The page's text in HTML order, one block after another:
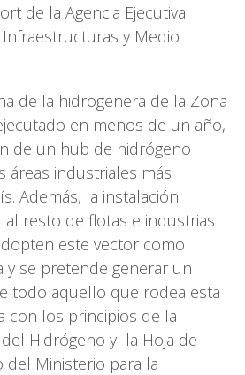
de la Agencia Ejecutiva
y Medio
de la hidrogenera de la Zona
en menos de un año,
de un hub de hidrógeno
áreas industriales más
Además, la instalación
al resto de flotas e industrias
este vector como
y se pretende generar un
todo aquello que rodea esta
con los principios de la
Hidrógeno y la Hoja de
del Ministerio para la